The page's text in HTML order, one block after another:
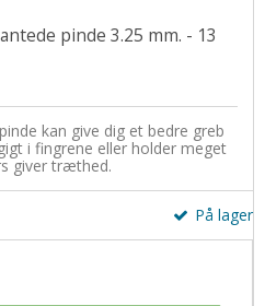
pinde 3.25 mm. - 13
kan give dig et bedre greb
i fingrene eller holder meget
giver træthed.
På lager